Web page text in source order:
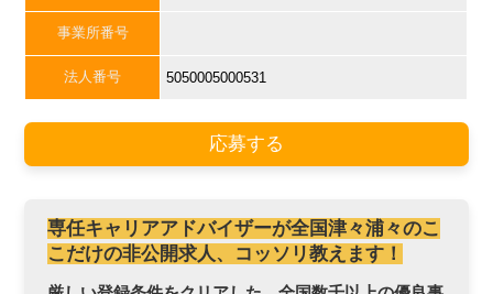
事業所番号
法人番号 5050005000531
応募する
専任キャリアアドバイザーが全国津々浦々のこ
こだけの非公開求人、コッソリ教えます！